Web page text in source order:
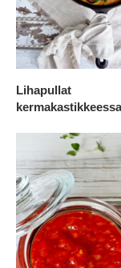
Lihapullat
kermakastikkeessa